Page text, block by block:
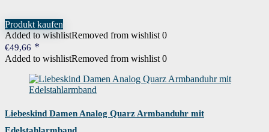
Produkt kaufen
Added to wishlistRemoved from wishlist 0
€49,66
Added to wishlistRemoved from wishlist 0
Liebeskind Damen Analog Quarz Armbanduhr mit